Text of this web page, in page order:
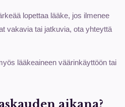
lopettaa lääke, jos ilmenee
vakavia tai jatkuvia, ota yhteyttä
lääkeaineen väärinkäyttöön tai
aikana?